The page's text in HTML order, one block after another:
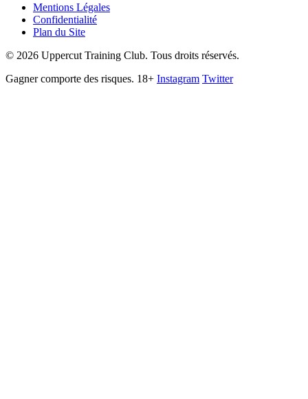
Mentions Légales
Confidentialité
Plan du Site
© 2026 Uppercut Training Club. Tous droits réservés.
Gagner comporte des risques. 18+ Instagram Twitter